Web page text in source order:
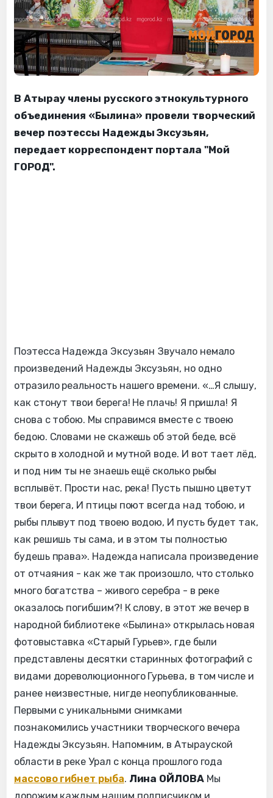
В Атырау члены русского этнокультурного
объединения «Былина» провели творческий
вечер поэтессы Надежды Эксузьян,
передает корреспондент портала "Мой
ГОРОД".
Поэтесса Надежда Эксузьян Звучало немало
произведений Надежды Эксузьян, но одно
отразило реальность нашего времени. «…Я слышу,
как стонут твои берега! Не плачь! Я пришла! Я
снова с тобою. Мы справимся вместе с твоею
бедою. Словами не скажешь об этой беде, всё
скрыто в холодной и мутной воде. И вот тает лёд,
и под ним ты не знаешь ещё сколько рыбы
всплывёт. Прости нас, река! Пусть пышно цветут
твои берега, И птицы поют всегда над тобою, и
рыбы плывут под твоею водою, И пусть будет так,
как решишь ты сама, и в этом ты полностью
будешь права». Надежда написала произведение
от отчаяния - как же так произошло, что столько
много богатства – живого серебра - в реке
оказалось погибшим?! К слову, в этот же вечер в
народной библиотеке «Былина» открылась новая
фотовыставка «Старый Гурьев», где были
представлены десятки старинных фотографий с
видами дореволюционного Гурьева, в том числе и
ранее неизвестные, нигде неопубликованные.
Первыми с уникальными снимками
познакомились участники творческого вечера
Надежды Эксузьян. Напомним, в Атырауской
области в реке Урал с конца прошлого года
массово гибнет рыба. Лина ОЙЛОВАМы